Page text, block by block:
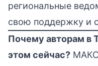
региональные
свою поддержку и
Почему авторам в
этом сейчас? МАКС